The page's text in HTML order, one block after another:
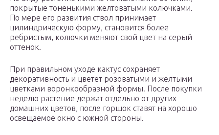
покрытые тоненькими желтоватыми колючками.
По мере его развития ствол принимает
цилиндрическую форму, становится более
ребристым, колючки меняют свой цвет на серый
оттенок.
При правильном уходе кактус сохраняет
декоративность и цветет розоватыми и желтыми
цветками воронкообразной формы. После покупки
неделю растение держат отдельно от других
домашних цветов, после горшок ставят на хорошо
освещаемое окно с южной стороны.